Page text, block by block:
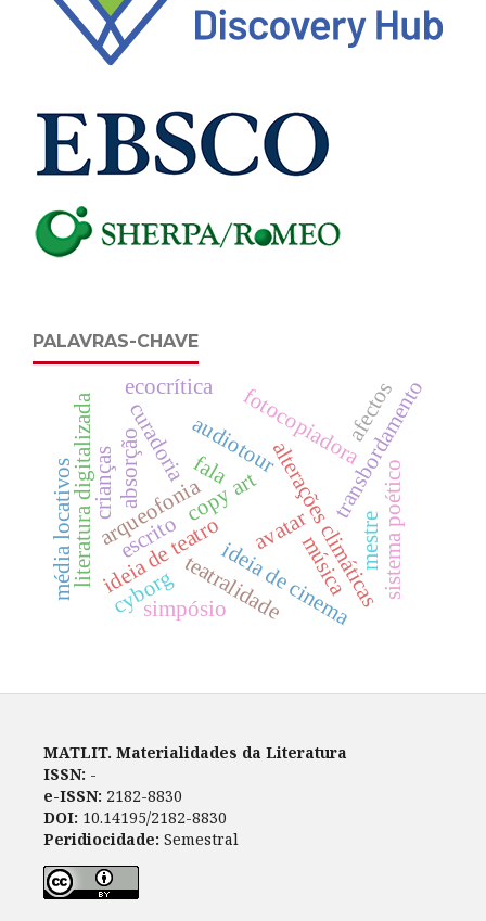
PALAVRAS-CHAVE
escrito
arqueofonia
curadoria alterações climáticas
audiotour
ideia de teatroideia de cinema
absorção
teatralidade
transbordamento
avatar
cyborg
fotocopiadora
copy art
literatura digitalizada
média locativos crianças
ecocrítica
simpósio
sistema poético
afectos
mestre
música
fala
MATLIT. Materialidades da Literatura
ISSN: -
e-ISSN: 2182-8830
DOI: 10.14195/2182-8830
Peridiocidade: Semestral